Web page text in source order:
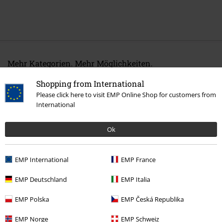
Shopping from International
Please click here to visit EMP Online Shop for customers from
International
Ok
EMP International EMP France
EMP Deutschland EMP Italia
EMP Polska EMP Česká Republika
EMP Norge EMP Schweiz
Mehr Kategorien. Mehr Möglichkeiten.
Band Merch Genre Thrash Metal
Sale % Medien Vinyl
Greif einen 15%* Gutschein ab, wenn du dich